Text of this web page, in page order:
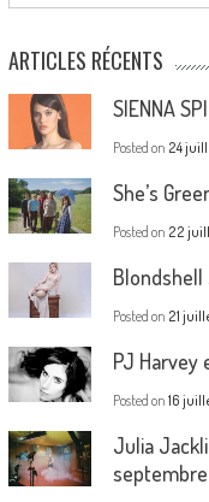
ARTICLES RÉCENTS
SIENNA
Posted on 24
She’s
Posted on 22
Posted on 21
PJ Harvey
Posted on 16
Julia
septembre